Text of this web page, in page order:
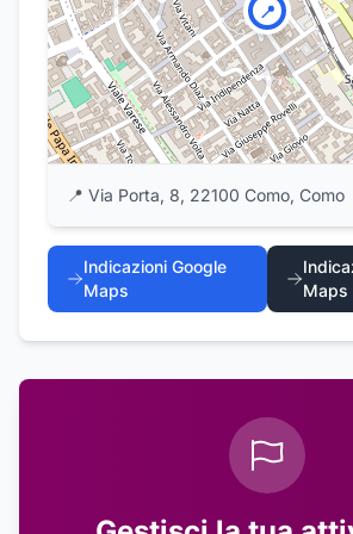
📍
📍 Via Porta, 8, 22100 Como, Como
Indicazioni Google
Maps
Maps